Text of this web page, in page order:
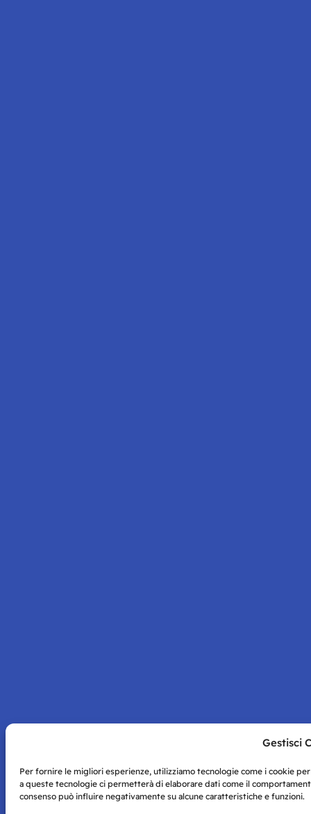
Gestisci
Per fornire le migliori esperienze, utilizziamo tecnologie come i cookie
a queste tecnologie ci permetterà di elaborare dati come il
consenso può influire negativamente su alcune caratteristiche e funzioni.